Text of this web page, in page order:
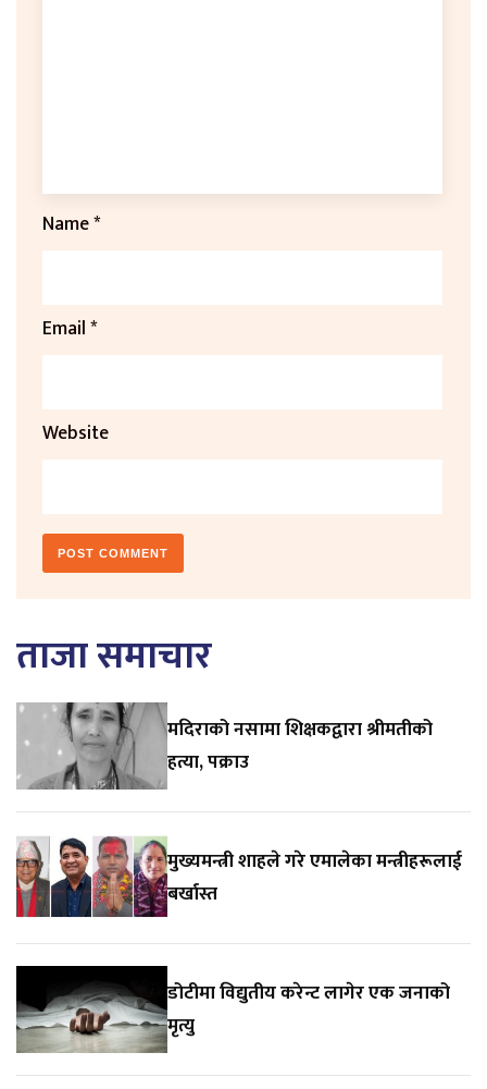
Name*
Email*
Website
ताजा समाचार
मदिराको नसामा शिक्षकद्वारा श्रीमतीको
हत्या, पक्राउ
मुख्यमन्त्री शाहले गरे एमालेका मन्त्रीहरूलाई
बर्खास्त
डोटीमा विद्युतीय करेन्ट लागेर एक जनाको
मृत्यु